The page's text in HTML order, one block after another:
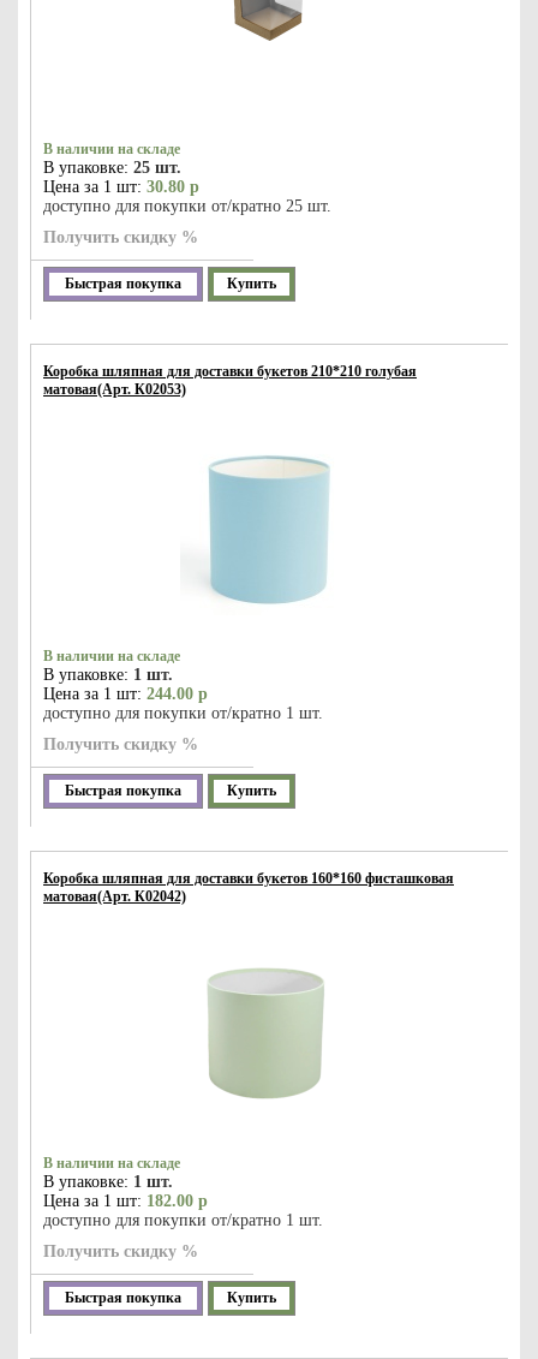
В наличии на складе
В упаковке: 25 шт.
Цена за 1 шт: 30.80 р
доступно для покупки от/кратно 25 шт.
Получить скидку %
Быстрая покупка Купить
Коробка шляпная для доставки букетов 210*210 голубая
матовая(Арт. К02053)
В наличии на складе
В упаковке: 1 шт.
Цена за 1 шт: 244.00 р
доступно для покупки от/кратно 1 шт.
Получить скидку %
Быстрая покупка Купить
Коробка шляпная для доставки букетов 160*160 фисташковая
матовая(Арт. К02042)
В наличии на складе
В упаковке: 1 шт.
Цена за 1 шт: 182.00 р
доступно для покупки от/кратно 1 шт.
Получить скидку %
Быстрая покупка Купить